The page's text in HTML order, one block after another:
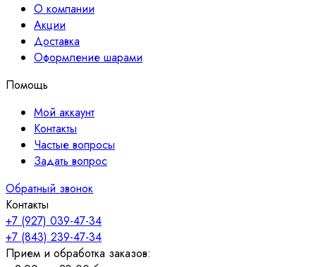
О компании
Акции
Доставка
Оформление шарами
Помощь
Мой аккаунт
Контакты
Частые вопросы
Задать вопрос
Обратный звонок
Контакты
+7 (927) 039-47-34
+7 (843) 239-47-34
Прием и обработка заказов: